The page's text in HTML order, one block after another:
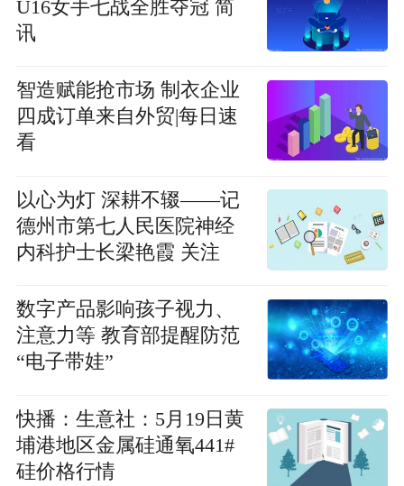
U16女手七战全胜夺冠 简
讯
智造赋能抢市场 制衣企业
四成订单来自外贸|每日速
看
以心为灯 深耕不辍——记
德州市第七人民医院神经
内科护士长梁艳霞 关注
数字产品影响孩子视力、
注意力等 教育部提醒防范
“电子带娃”
快播：生意社：5月19日黄
埔港地区金属硅通氧441#
硅价格行情